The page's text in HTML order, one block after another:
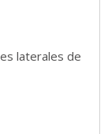
laterales de